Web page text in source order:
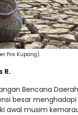
Pos Kupang).
R.
Bencana
besar
awal musim